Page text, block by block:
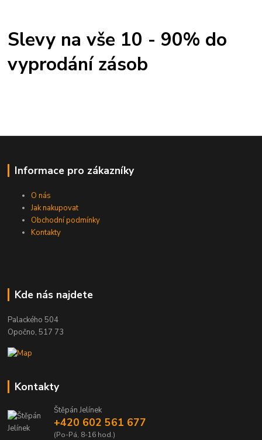
Slevy na vše 10 - 90% do
vyprodání zásob
Informace pro zákazníky
O nás
Jak nakupovat
Obchodní podmínky
Kontakty
Kde nás najdete
Palackého 504
Opočno, 517 73
Kontakty
Štěpán Jelínek
+420 602 561 677
(Po-Pá, 8-16 hod.)